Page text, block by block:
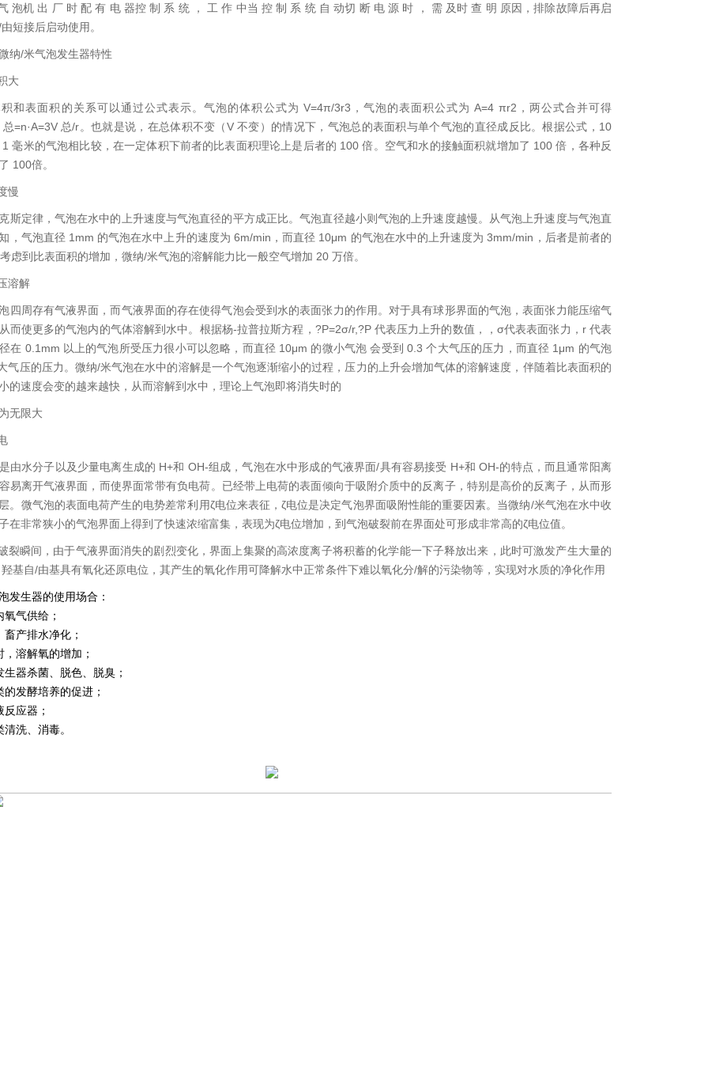
泡机 出 厂 时 配 有 电 器控 制 系 统 ， 工 作 中当 控 制 系 统 自 动切 断 电 源 时 ， 需 及时 查 明 原因，排除故障后再启
短接后启动使用。
纳/米气泡发生器特性
大
和表面积的关系可以通过公式表示。气泡的体积公式为 V=4π/3r3，气泡的表面积公式为 A=4 πr2，两公式合并可得
=n·A=3V 总/r。也就是说，在总体积不变（V 不变）的情况下，气泡总的表面积与单个气泡的直径成反比。根据公式，10
毫米的气泡相比较，在一定体积下前者的比表面积理论上是后者的 100 倍。空气和水的接触面积就增加了 100 倍，各种反
100倍。
慢
斯定律，气泡在水中的上升速度与气泡直径的平方成正比。气泡直径越小则气泡的上升速度越慢。从气泡上升速度与气泡直
，气泡直径 1mm 的气泡在水中上升的速度为 6m/min，而直径 10μm 的气泡在水中的上升速度为 3mm/min，后者是前者的
虑到比表面积的增加，微纳/米气泡的溶解能力比一般空气增加 20 万倍。
溶解
四周存有气液界面，而气液界面的存在使得气泡会受到水的表面张力的作用。对于具有球形界面的气泡，表面张力能压缩气
而使更多的气泡内的气体溶解到水中。根据杨-拉普拉斯方程，?P=2σ/r,?P 代表压力上升的数值，，σ代表表面张力，r 代表
在 0.1mm 以上的气泡所受压力很小可以忽略，而直径 10μm 的微小气泡 会受到 0.3 个大气压的压力，而直径 1μm 的气泡
气压的压力。微纳/米气泡在水中的溶解是一个气泡逐渐缩小的过程，压力的上升会增加气体的溶解速度，伴随着比表面积的
的速度会变的越来越快，从而溶解到水中，理论上气泡即将消失时的
无限大
由水分子以及少量电离生成的 H+和 OH-组成，气泡在水中形成的气液界面/具有容易接受 H+和 OH-的特点，而且通常阳离
易离开气液界面，而使界面常带有负电荷。已经带上电荷的表面倾向于吸附介质中的反离子，特别是高价的反离子，从而形
。微气泡的表面电荷产生的电势差常利用ζ电位来表征，ζ电位是决定气泡界面吸附性能的重要因素。当微纳/米气泡在水中收
在非常狭小的气泡界面上得到了快速浓缩富集，表现为ζ电位增加，到气泡破裂前在界面处可形成非常高的ζ电位值。
裂瞬间，由于气液界面消失的剧烈变化，界面上集聚的高浓度离子将积蓄的化学能一下子释放出来，此时可激发产生大量的
基自/由基具有氧化还原电位，其产生的氧化作用可降解水中正常条件下难以氧化分/解的污染物等，实现对水质的净化作用
发生器的使用场合：
气供给；
产排水净化；
溶解氧的增加；
器杀菌、脱色、脱臭；
发酵培养的促进；
应器；
洗、消毒。